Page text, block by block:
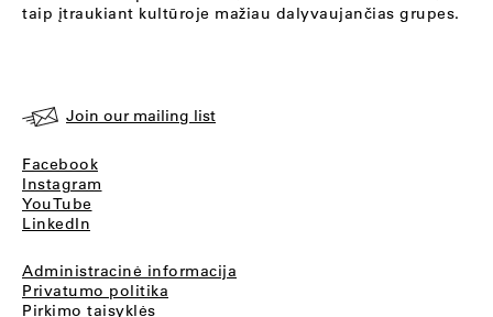
taip įtraukiant kultūroje mažiau dalyvaujančias grupes.
Join our mailing list
Facebook
Instagram
YouTube
LinkedIn
Administracinė informacija
Privatumo politika
Pirkimo taisyklės